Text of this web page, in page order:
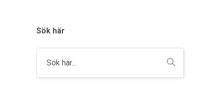
Sök här